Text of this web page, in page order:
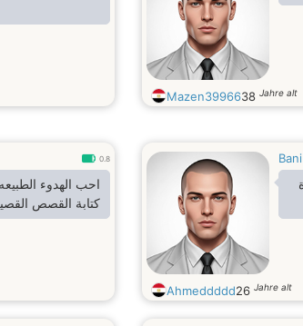
Mazen3996638 Jahre alt
0.8
احب الهدوء الطبيعه
كتابة القصص
Ahmeddddd26 Jahre alt